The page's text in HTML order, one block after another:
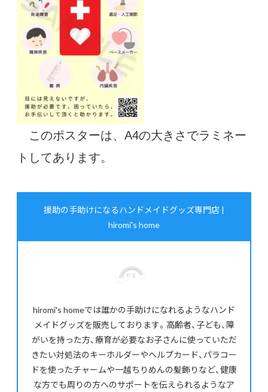
このポスターは、A4の大きさでラミネー
トしてあります。
援助の手助けになるハンドメイドグッズ専門店 |
hiromi's home
hiromi's homeでは誰かの手助けになれるようなハンド
メイドグッズを販売しております。高齢者、子ども、障
がいを持った方、療育が必要なお子さんに使っていただ
きたい対処法のキーホルダーやヘルプカード、パラコー
ドを使ったチャームや一越ちりめんの髪飾りなど、健康
な方でも周りの方へのサポートを伝えられるようなア